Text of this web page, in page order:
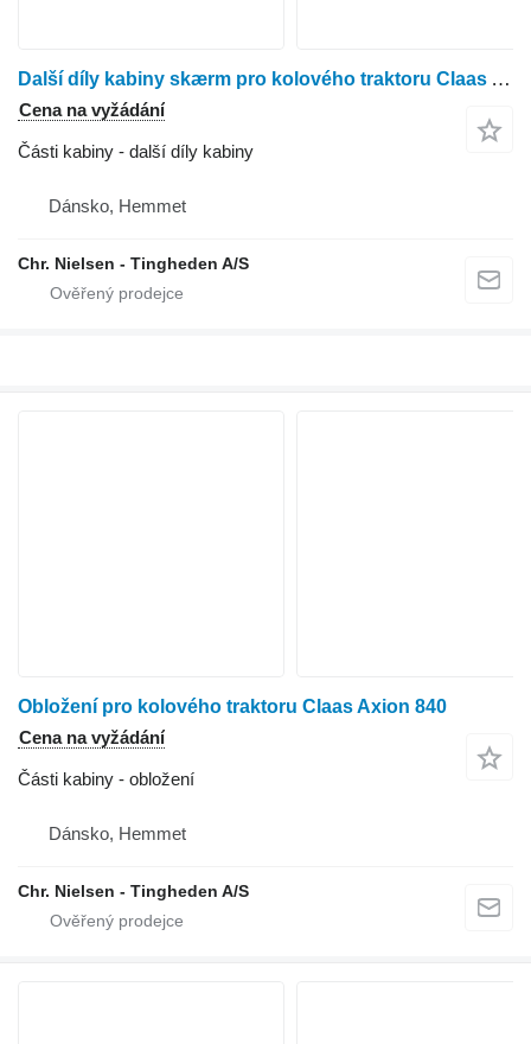
Další díly kabiny skærm pro kolového traktoru Claas Axion 840
Cena na vyžádání
Části kabiny - další díly kabiny
Dánsko, Hemmet
Chr. Nielsen - Tingheden A/S
Obložení pro kolového traktoru Claas Axion 840
Cena na vyžádání
Části kabiny - obložení
Dánsko, Hemmet
Chr. Nielsen - Tingheden A/S